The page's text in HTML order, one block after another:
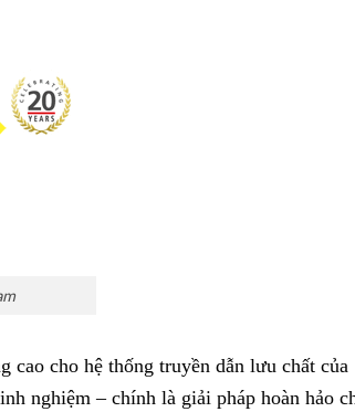
cao cho hệ thống truyền dẫn lưu chất của
nghiệm – chính là giải pháp hoàn hảo